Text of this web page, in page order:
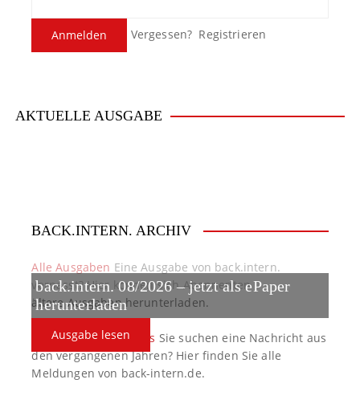
Vergessen? Registrieren
AKTUELLE AUSGABE
back.intern. 08/2026 – jetzt als ePaper
herunterladen
Ausgabe lesen
BACK.INTERN. ARCHIV
Alle Ausgaben Eine Ausgabe von back.intern.
verpasst? Hier können sich Abonnenten
ältere Ausgaben herunterladen.
back.intern. Top-News Sie suchen eine Nachricht aus
den vergangenen Jahren? Hier finden Sie alle
Meldungen von back-intern.de.